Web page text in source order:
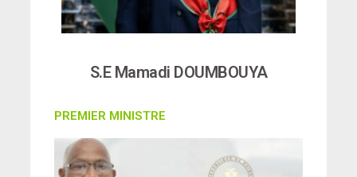
S.E Mamadi DOUMBOUYA
PREMIER MINISTRE